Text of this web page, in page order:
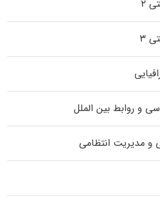
۲
۳
و روابط بین الملل
و مدیریت انتظامی